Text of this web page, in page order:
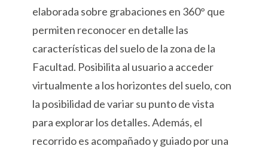
elaborada sobre grabaciones en 360° que
permiten reconocer en detalle las
características del suelo de la zona de la
Facultad. Posibilita al usuario a acceder
virtualmente a los horizontes del suelo, con
la posibilidad de variar su punto de vista
para explorar los detalles. Además, el
recorrido es acompañado y guiado por una